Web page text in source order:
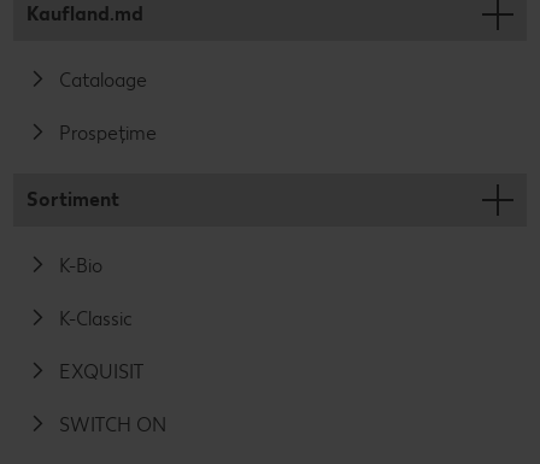
Kaufland.md
Cataloage
Prospețime
Sortiment
K-Bio
K-Classic
EXQUISIT
SWITCH ON